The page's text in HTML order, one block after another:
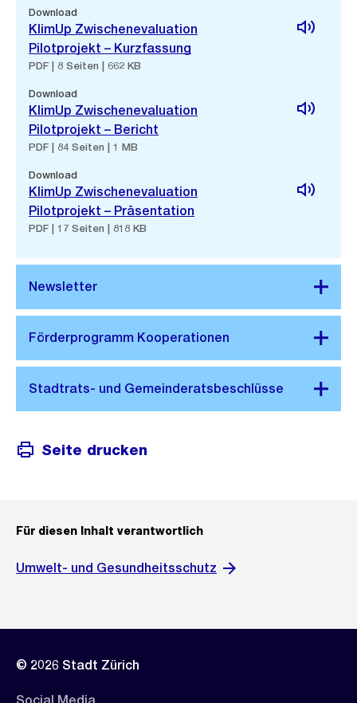
Download
KlimUp Zwischenevaluation
Pilotprojekt – Kurzfassung
PDF | 8 Seiten | 662 KB
Download
KlimUp Zwischenevaluation
Pilotprojekt – Bericht
PDF | 84 Seiten | 1 MB
Download
KlimUp Zwischenevaluation
Pilotprojekt – Präsentation
PDF | 17 Seiten | 818 KB
Seite drucken
Für diesen Inhalt verantwortlich
Umwelt- und Gesundheitsschutz
© 2026 Stadt Zürich